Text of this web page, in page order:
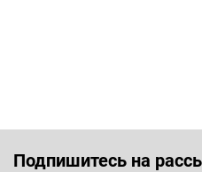
Подпишитесь на